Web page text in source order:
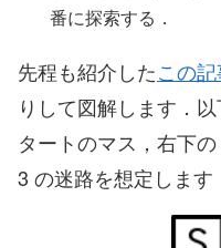
番に探索する．
先程も紹介したこの
りして図解します．
タートのマス，右下
3 の迷路を想定します